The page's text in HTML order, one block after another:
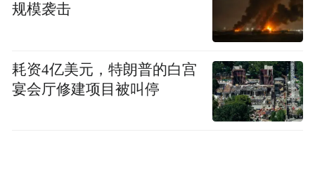
规模袭击
耗资4亿美元，特朗普的白宫
宴会厅修建项目被叫停